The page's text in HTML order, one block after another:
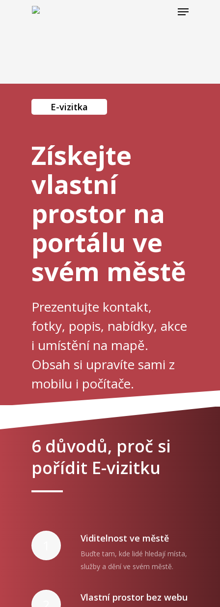
E-vizitka
Získejte
vlastní
prostor na
portálu ve
svém městě
Prezentujte kontakt,
fotky, popis, nabídky, akce
i umístění na mapě.
Obsah si upravíte sami z
mobilu i počítače.
6 důvodů, proč si
pořídit E-vizitku
Viditelnost ve městě
Buďte tam, kde lidé hledají místa,
služby a dění ve svém městě.
Vlastní prostor bez webu